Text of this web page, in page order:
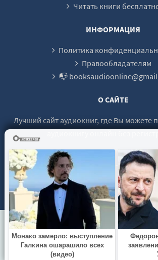
Читать книги
ИНФОРМАЦИЯ
Политика
Правообладателям
📭
О САЙТЕ
Лучший сайт аудиокниг, где Вы можете
© 2021 - 2026 booksaudio-online.com